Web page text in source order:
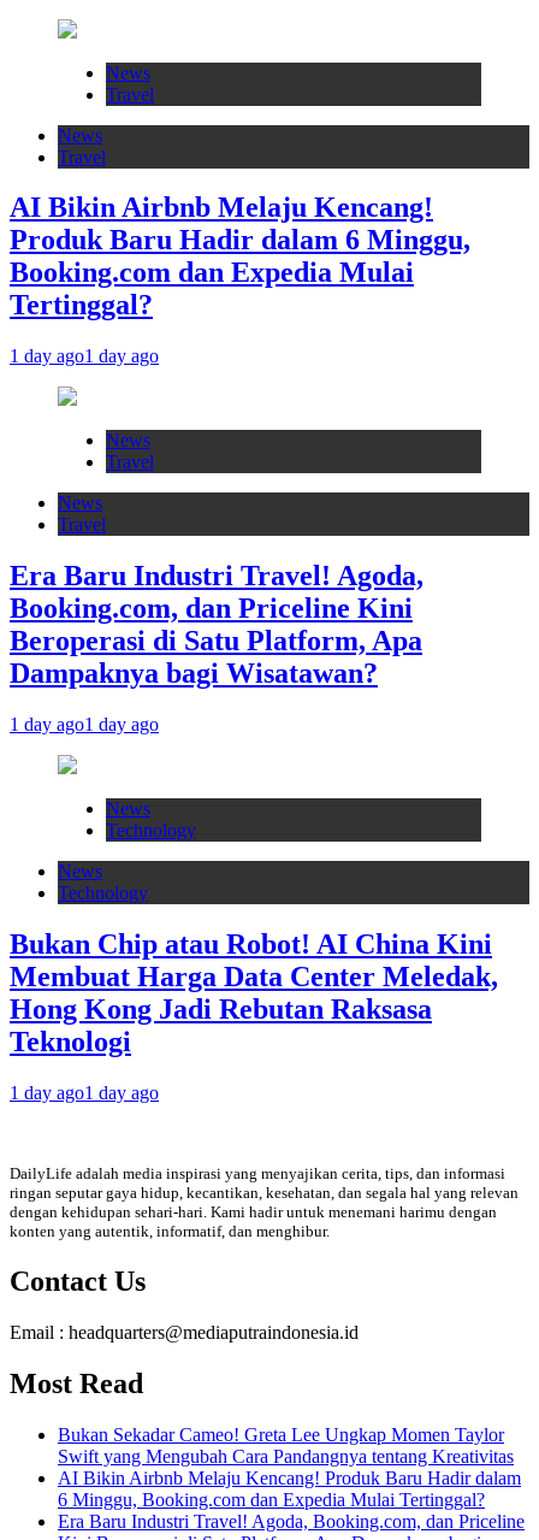
News
Travel
News
Travel
AI Bikin Airbnb Melaju Kencang!
Produk Baru Hadir dalam 6 Minggu,
Booking.com dan Expedia Mulai
Tertinggal?
1 day ago1 day ago
News
Travel
News
Travel
Era Baru Industri Travel! Agoda,
Booking.com, dan Priceline Kini
Beroperasi di Satu Platform, Apa
Dampaknya bagi Wisatawan?
1 day ago1 day ago
News
Technology
News
Technology
Bukan Chip atau Robot! AI China Kini
Membuat Harga Data Center Meledak,
Hong Kong Jadi Rebutan Raksasa
Teknologi
1 day ago1 day ago
DailyLife adalah media inspirasi yang menyajikan cerita, tips, dan informasi
ringan seputar gaya hidup, kecantikan, kesehatan, dan segala hal yang relevan
dengan kehidupan sehari-hari. Kami hadir untuk menemani harimu dengan
konten yang autentik, informatif, dan menghibur.
Contact Us
Email : headquarters@mediaputraindonesia.id
Most Read
Bukan Sekadar Cameo! Greta Lee Ungkap Momen Taylor
Swift yang Mengubah Cara Pandangnya tentang Kreativitas
AI Bikin Airbnb Melaju Kencang! Produk Baru Hadir dalam
6 Minggu, Booking.com dan Expedia Mulai Tertinggal?
Era Baru Industri Travel! Agoda, Booking.com, dan Priceline